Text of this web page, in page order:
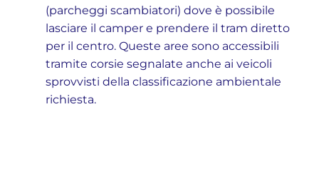
(parcheggi scambiatori) dove è possibile
lasciare il camper e prendere il tram diretto
per il centro. Queste aree sono accessibili
tramite corsie segnalate anche ai veicoli
sprovvisti della classificazione ambientale
richiesta.